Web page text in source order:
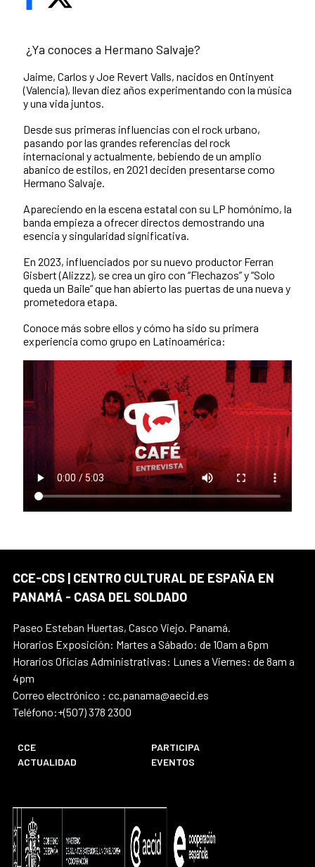
¿Ya conoces a Hermano Salvaje?
Jaime, Carlos y Joe Revert Valls, nacidos en Ontinyent
(Valencia), llevan diez años experimentando con la música
y una vida juntos.
Desde sus primeras influencias con el rock urbano,
pasando por las grandes referencias del rock
internacional y actualmente, bebiendo de un amplio
abanico de estilos, en 2021 deciden presentarse como
Hermano Salvaje.
Apareciendo en la escena estatal con su LP homónimo, la
banda empieza a ofrecer directos demostrando una
esencia y singularidad significativa.
En 2023, influenciados por su nuevo productor Ferran
Gisbert (Alizzz), se crea un giro con “Flechazos” y “Solo
queda un Baile” que han abierto las puertas de una nueva y
prometedora etapa.
Conoce más sobre ellos y cómo ha sido su primera
experiencia como grupo en Latinoamérica:
CCE-CDS | CENTRO CULTURAL DE ESPAÑA EN
PANAMÁ - CASA DEL SOLDADO
Paseo Esteban Huertas, Casco Viejo. Panamá.
Horarios Exposición: Martes a Sábado: de 10am a 6pm
Horarios Oficias Administrativas: Lunes a Viernes: de 8am a
4pm
Correo electrónico : cc.panama@aecid.es
Teléfono:+(507) 378 2300
CCE
PARTICIPA
ACTUALIDAD
EVENTOS